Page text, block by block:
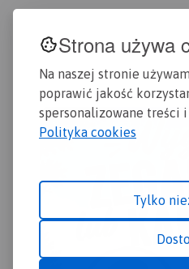
Strona używa
Na naszej stronie
poprawić jakość
spersonalizowane treści i
Polityka cookies
Tylko